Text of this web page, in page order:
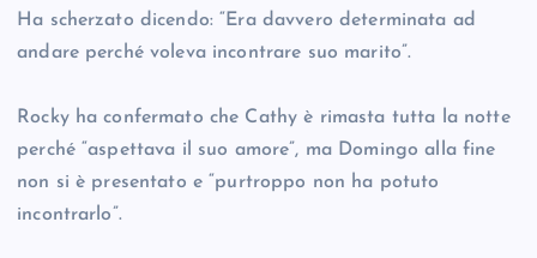
Ha scherzato dicendo: “Era davvero determinata ad
andare perché voleva incontrare suo marito”.
Rocky ha confermato che Cathy è rimasta tutta la notte
perché “aspettava il suo amore”, ma Domingo alla fine
non si è presentato e “purtroppo non ha potuto
incontrarlo”.